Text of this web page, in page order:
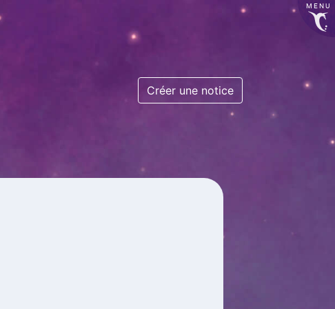
MENU
Créer une notice